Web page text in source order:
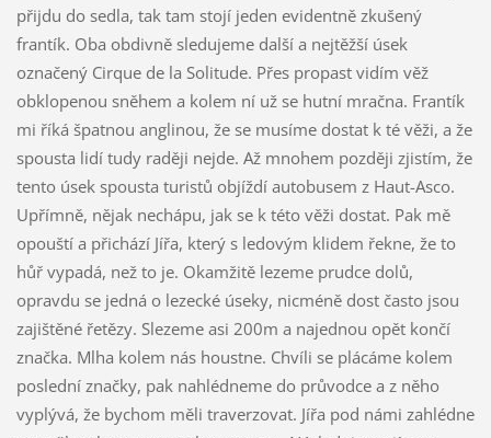
přijdu do sedla, tak tam stojí jeden evidentně zkušený
frantík. Oba obdivně sledujeme další a nejtěžší úsek
označený Cirque de la Solitude. Přes propast vidím věž
obklopenou sněhem a kolem ní už se hutní mračna. Frantík
mi říká špatnou anglinou, že se musíme dostat k té věži, a že
spousta lidí tudy raději nejde. Až mnohem později zjistím, že
tento úsek spousta turistů objíždí autobusem z Haut-Asco.
Upřímně, nějak nechápu, jak se k této věži dostat. Pak mě
opouští a přichází Jířa, který s ledovým klidem řekne, že to
hůř vypadá, než to je. Okamžitě lezeme prudce dolů,
opravdu se jedná o lezecké úseky, nicméně dost často jsou
zajištěné řetězy. Slezeme asi 200m a najednou opět končí
značka. Mlha kolem nás houstne. Chvíli se plácáme kolem
poslední značky, pak nahlédneme do průvodce a z něho
vyplývá, že bychom měli traverzovat. Jířa pod námi zahlédne